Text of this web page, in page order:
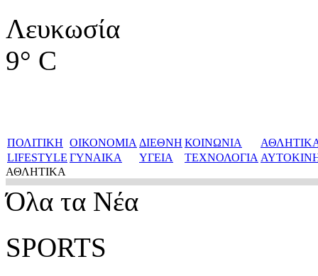
Λευκωσία
9° C
ΠΟΛΙΤΙΚΗ ΟΙΚΟΝΟΜΙΑ ΔΙΕΘΝΗ ΚΟΙΝΩΝΙΑ
LIFESTYLE ΓΥΝΑΙΚΑ ΥΓΕΙΑ ΤΕΧΝΟΛΟΓΙΑ
ΑΘΛΗΤΙΚΑ
Όλα τα Νέα
SPORTS